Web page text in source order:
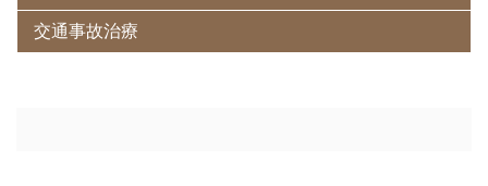
交通事故治療